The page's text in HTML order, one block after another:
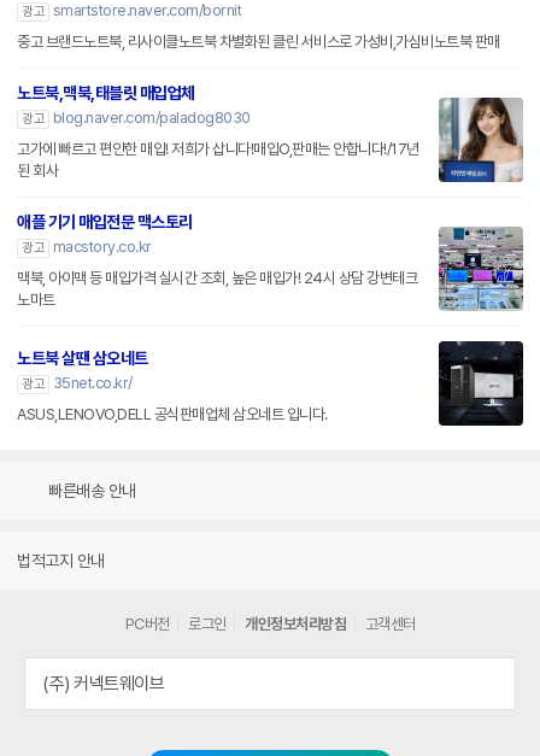
광고 smartstore.naver.com/bornit
중고 브랜드노트북, 리사이클노트북 차별화된 클린 서비스로 가성비,가심비노트북 판매
노트북,맥북,태블릿 매입업체
광고
blog.naver.com/paladog8030
고가에 빠르고 편안한 매입! 저희가 삽니다!매입O,판매는 안합니다!/17년
된 회사
애플 기기 매입전문 맥스토리
광고
macstory.co.kr
맥북, 아이맥 등 매입가격 실시간 조회, 높은 매입가! 24시 상담 강변테크
노마트
노트북 살땐 삼오네트
광고
35net.co.kr/
ASUS,LENOVO,DELL 공식판매업체 삼오네트 입니다.
빠른배송 안내
법적고지 안내
PC버전 로그인 개인정보처리방침 고객센터
(주) 커넥트웨이브